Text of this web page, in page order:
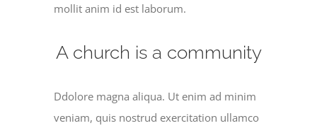
mollit anim id est laborum.
A church is a community
Ddolore magna aliqua. Ut enim ad minim
veniam, quis nostrud exercitation ullamco